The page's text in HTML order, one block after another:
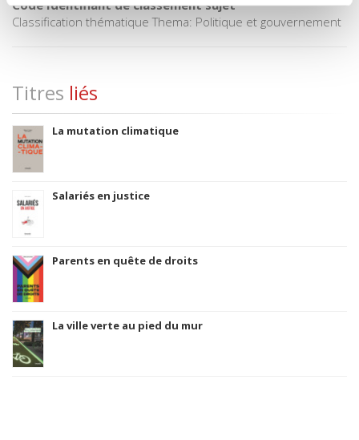
Code Identifiant de classement sujet
Classification thématique Thema: Politique et gouvernement
Titres liés
La mutation climatique
Salariés en justice
Parents en quête de droits
La ville verte au pied du mur